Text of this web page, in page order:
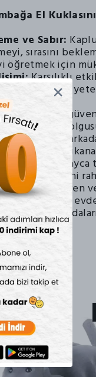
El
ve Sabır:
sırasını
öğretmek için
Karşılıklı
ifade etme
Beleduc
polyester
yıllar oyun
Tamamen
sonrası
içini
güçlendiren
hem
terapi